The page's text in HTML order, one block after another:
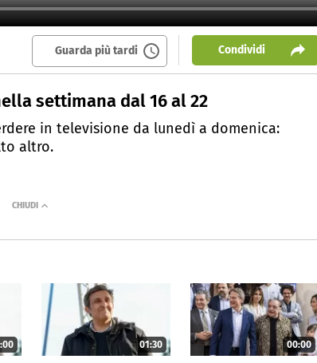
Guarda più tardi Condividi
settimana dal 16 al 22
in televisione da lunedì a domenica:
altro.
01:30 00:00